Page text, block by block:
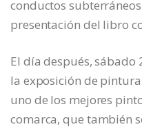
conductos
presentación del libro
El día después, sábado
la exposición de
uno de los mejores
comarca, que también